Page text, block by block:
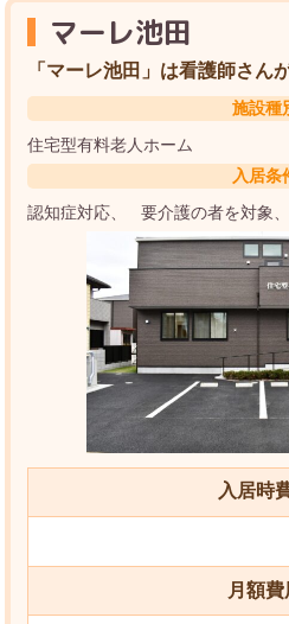
マーレ池田
「マーレ池田」は看護師さん
施設種
住宅型有料老人ホーム
入居条
認知症対応
要介護の者を対象
入居時
月額費